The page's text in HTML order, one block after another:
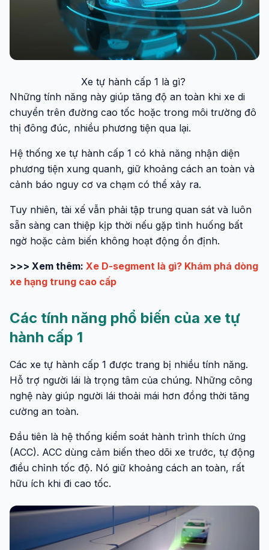
Xe tự hành cấp 1 là gì?
Những tính năng này giúp tăng độ an toàn khi xe di
chuyển trên đường cao tốc hoặc trong môi trường đô
thị đông đúc, nhiều phương tiện qua lại.
Hệ thống xe tự hành cấp 1 có khả năng nhận diện
phương tiện xung quanh, giữ khoảng cách an toàn và
cảnh báo nguy cơ va chạm có thể xảy ra.
Tuy nhiên, tài xế vẫn phải tập trung quan sát và luôn
sẵn sàng can thiệp kịp thời nếu gặp tình huống bất
ngờ hoặc cảm biến không hoạt động ổn định.
>>> Xem thêm: Xe D-segment là gì? Khám phá dòng
xe hạng trung cao cấp
Các tính năng phổ biến của xe tự
hành cấp 1
Các xe tự hành cấp 1 được trang bị nhiều tính năng.
Hỗ trợ người lái là trọng tâm của chúng. Những công
nghệ này giúp người lái thoải mái hơn đồng thời tăng
cường an toàn.
Đầu tiên là hệ thống kiểm soát hành trình thích ứng
(ACC). ACC dùng cảm biến theo dõi xe trước, tự động
điều chỉnh tốc độ. Nó giữ khoảng cách an toàn, rất
hữu ích khi đi cao tốc.